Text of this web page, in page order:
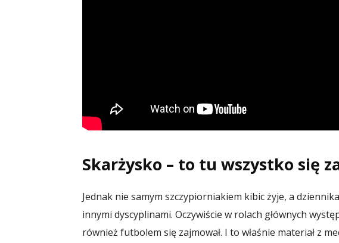
Skarżysko – to tu wszystko się
Jednak nie samym szczypiorniakiem kibic żyje, a
innymi dyscyplinami. Oczywiście w rolach głównych
również futbolem się zajmował. I to właśnie materiał z